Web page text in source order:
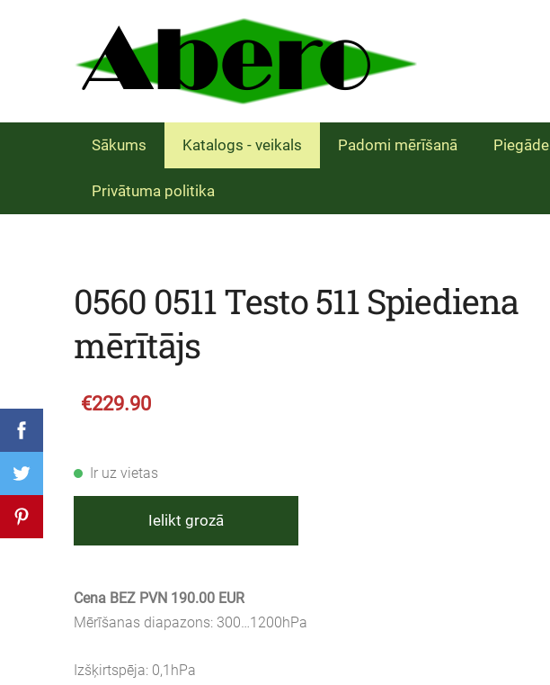
Sākums Katalogs - veikals Padomi mērīšanā Piegāde
Privātuma politika
0560 0511 Testo 511 Spiediena
mērītājs
€229.90
Ir uz vietas
Ielikt grozā
Cena BEZ PVN 190.00 EUR
Mērīšanas diapazons: 300…1200hPa
Izšķirtspēja: 0,1hPa